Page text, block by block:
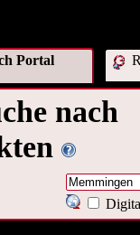
Portal
nach